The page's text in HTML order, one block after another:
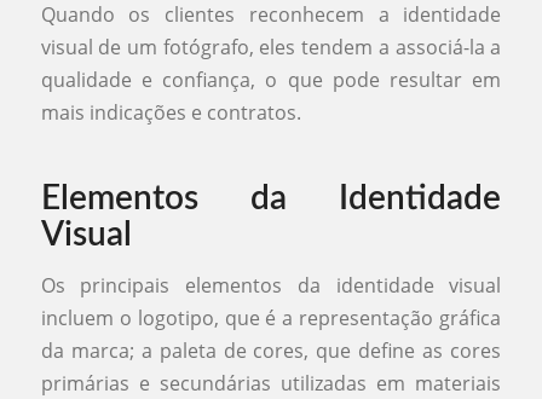
Quando os clientes reconhecem a identidade
visual de um fotógrafo, eles tendem a associá-la a
qualidade e confiança, o que pode resultar em
mais indicações e contratos.
Elementos da Identidade
Visual
Os principais elementos da identidade visual
incluem o logotipo, que é a representação gráfica
da marca; a paleta de cores, que define as cores
primárias e secundárias utilizadas em materiais